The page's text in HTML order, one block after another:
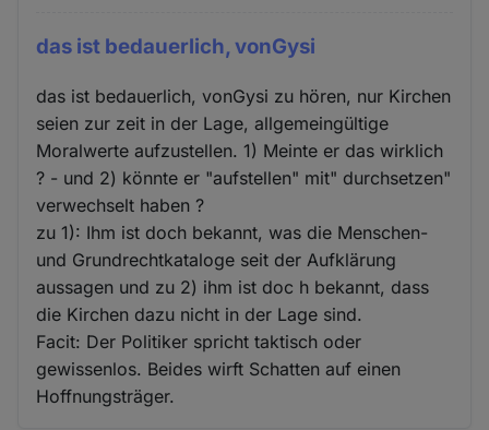
das ist bedauerlich, vonGysi
das ist bedauerlich, vonGysi zu hören, nur Kirchen
seien zur zeit in der Lage, allgemeingültige
Moralwerte aufzustellen. 1) Meinte er das wirklich
? - und 2) könnte er "aufstellen" mit" durchsetzen"
verwechselt haben ?
zu 1): Ihm ist doch bekannt, was die Menschen-
und Grundrechtkataloge seit der Aufklärung
aussagen und zu 2) ihm ist doc h bekannt, dass
die Kirchen dazu nicht in der Lage sind.
Facit: Der Politiker spricht taktisch oder
gewissenlos. Beides wirft Schatten auf einen
Hoffnungsträger.